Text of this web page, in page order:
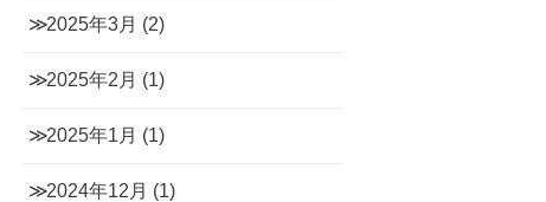
2025年3月 (2)
2025年2月 (1)
2025年1月 (1)
2024年12月 (1)